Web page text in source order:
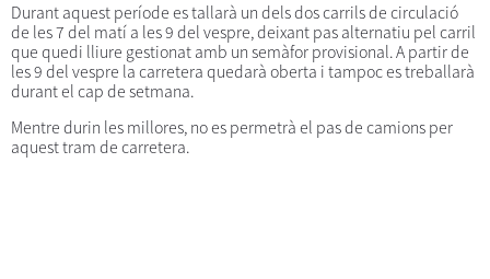
Durant aquest període es tallarà un dels dos carrils de circulació
de les 7 del matí a les 9 del vespre, deixant pas alternatiu pel carril
que quedi lliure gestionat amb un semàfor provisional. A partir de
les 9 del vespre la carretera quedarà oberta i tampoc es treballarà
durant el cap de setmana.
Mentre durin les millores, no es permetrà el pas de camions per
aquest tram de carretera.